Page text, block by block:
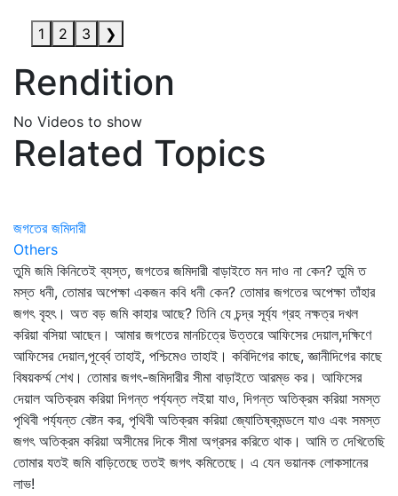
1 2 3 ❯
Rendition
No Videos to show
Related Topics
জগতের জমিদারী
Others
তুমি জমি কিনিতেই ব্যস্ত, জগতের জমিদারী বাড়াইতে মন দাও না কেন? তুমি ত
মস্ত ধনী, তোমার অপেক্ষা একজন কবি ধনী কেন? তোমার জগতের অপেক্ষা তাঁহার
জগৎ বৃহৎ। অত বড় জমি কাহার আছে? তিনি যে চন্দ্র সূর্য্য গ্রহ নক্ষত্র দখল
করিয়া বসিয়া আছেন। আমার জগতের মানচিত্রে উত্তরে আফিসের দেয়াল,দক্ষিণে
আফিসের দেয়াল,পূর্ব্বে তাহাই, পশ্চিমেও তাহাই। কবিদিগের কাছে, জ্ঞানীদিগের কাছে
বিষয়কর্ম্ম শেখ। তোমার জগৎ-জমিদারীর সীমা বাড়াইতে আরম্ভ কর। আফিসের
দেয়াল অতিক্রম করিয়া দিগন্ত পর্য্যন্ত লইয়া যাও, দিগন্ত অতিক্রম করিয়া সমস্ত
পৃথিবী পর্য্যন্ত বেষ্টন কর, পৃথিবী অতিক্রম করিয়া জ্যোতিষ্কমন্ডলে যাও এবং সমস্ত
জগৎ অতিক্রম করিয়া অসীমের দিকে সীমা অগ্রসর করিতে থাক। আমি ত দেখিতেছি
তোমার যতই জমি বাড়িতেছে ততই জগৎ কমিতেছে। এ যেন ভয়ানক লোকসানের
লাভ!